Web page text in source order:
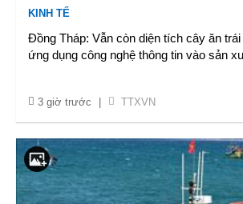
KINH TẾ
Đồng Tháp: Vẫn còn diện tích cây ăn
ứng dụng công nghệ thông tin vào sản
3 giờ trước TTXVN